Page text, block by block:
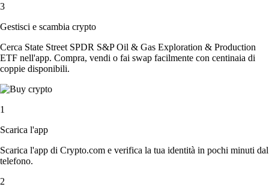
3
Gestisci e scambia crypto
Cerca State Street SPDR S&P Oil & Gas Exploration & Production
ETF nell'app. Compra, vendi o fai swap facilmente con centinaia di
coppie disponibili.
1
Scarica l'app
Scarica l'app di Crypto.com e verifica la tua identità in pochi minuti dal
telefono.
2